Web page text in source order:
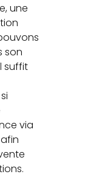
une
son
suffit
via
afin